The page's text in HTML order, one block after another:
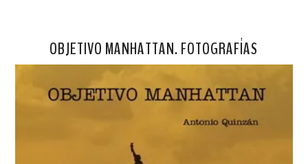
OBJETIVO MANHATTAN. FOTOGRAFÍAS